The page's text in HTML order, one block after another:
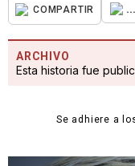
COMPARTIR ...
ARCHIVO
Esta historia fue
Se adhiere a